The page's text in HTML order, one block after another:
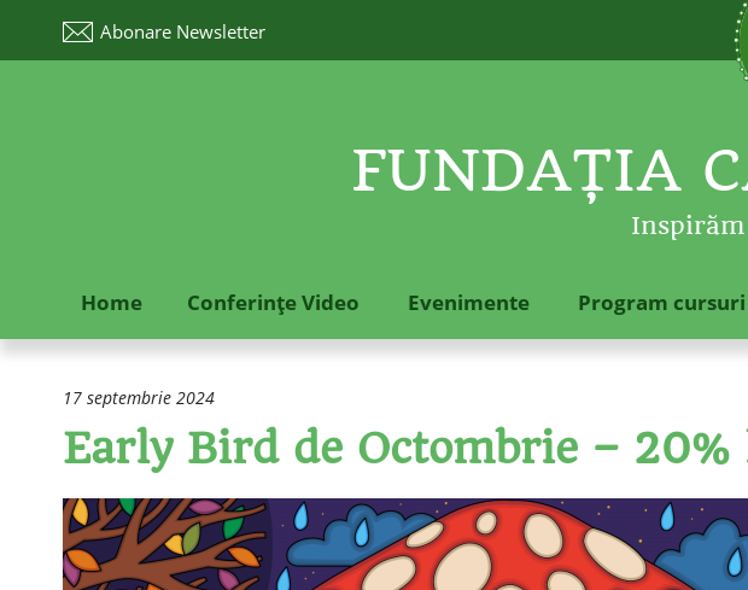
Abonare Newsletter
FUNDAŢIA
Home Conferinţe Video Evenimente Program cursuri
17 septembrie 2024
Early Bird de Octombrie –